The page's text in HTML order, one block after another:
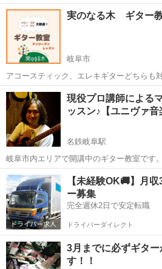
・始めたい人 ・興味はあるけど買うのを悩
け聞いてみたい人 ・買う前に触ってみたい人 etc… ぜひ
ださい！ ...
岐阜 瑞穂市 美江寺駅 ギター
実のなる木 ギター教
岐阜市
アコースティック、エレキギターどちらも
曲が弾いてみたい🎵 1レッスン制なので、各々の練習期間に合わせて
レッスンができます（完全予約制）🎵 初心者〜中級者まで、しっか
り、じっくり対応します。 詳細...
岐阜 岐阜市 ギター Lessons
現役プロ講師による
ッスン♪【ユニヴァ音
名鉄岐阜駅
岐阜市内エリアで開講中のギター教室です
もエレキギターもどちらもOK。 ユニヴァ音楽教室の講師は現役ミュ
ージシャン。 マンツーマンレッスンで生き
します。 初心者の方...
岐阜 岐阜市 名鉄岐阜駅 ギター
【未経験OK🚚】月
ー募集
完全週休2日で安定転職
ドライバーダイレクト
3月までに必ずギタ
す！！